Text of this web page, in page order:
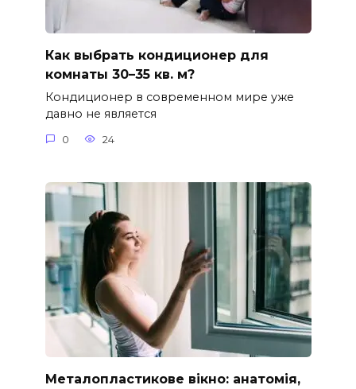
Как выбрать кондиционер для
комнаты 30–35 кв. м?
Кондиционер в современном мире уже
давно не является
0 24
Металопластикове вікно: анатомія,